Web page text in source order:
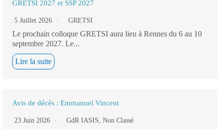
GRETSI 2027 et SSP 2027
5 Juillet 2026 GRETSI
Le prochain colloque GRETSI aura lieu à Rennes du 6 au 10
septembre 2027. Le...
Lire la suite
Avis de décès : Emmanuel Vincent
23 Juin 2026 GdR IASIS, Non Classé